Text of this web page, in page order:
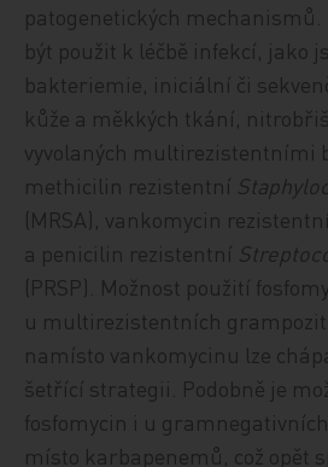
patogenetických mechanismů.
být použit k léčbě infekcí, jako
bakteriemie, iniciální či
kůže a měkkých tkání,
vyvolaných multirezistentními
methicilin rezistentní
(MRSA), vankomycin
a penicilin rezistentní
(PRSP). Možnost použití
u multirezistentních
namísto vankomycinu lze
šetřící strategii. Podobně je
fosfomycin i u
místo karbapenemů, což opět